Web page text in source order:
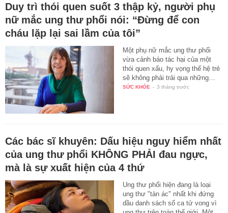
Duy trì thói quen suốt 3 thập kỷ, người phụ
nữ mắc ung thư phổi nói: “Đừng để con
cháu lặp lại sai lầm của tôi”
Một phụ nữ mắc ung thư phổi
vừa cảnh báo tác hại của một
thói quen xấu, hy vọng thế hệ trẻ
sẽ không phải trải qua những…
SỨC KHỎE - 3 tháng trước
Các bác sĩ khuyên: Dấu hiệu nguy hiểm nhất
của ung thư phổi KHÔNG PHẢI đau ngực,
mà là sự xuất hiện của 4 thứ
Ung thư phổi hiện đang là loại
ung thư "tàn ác" nhất khi đứng
dầu danh sách số ca tử vong vì